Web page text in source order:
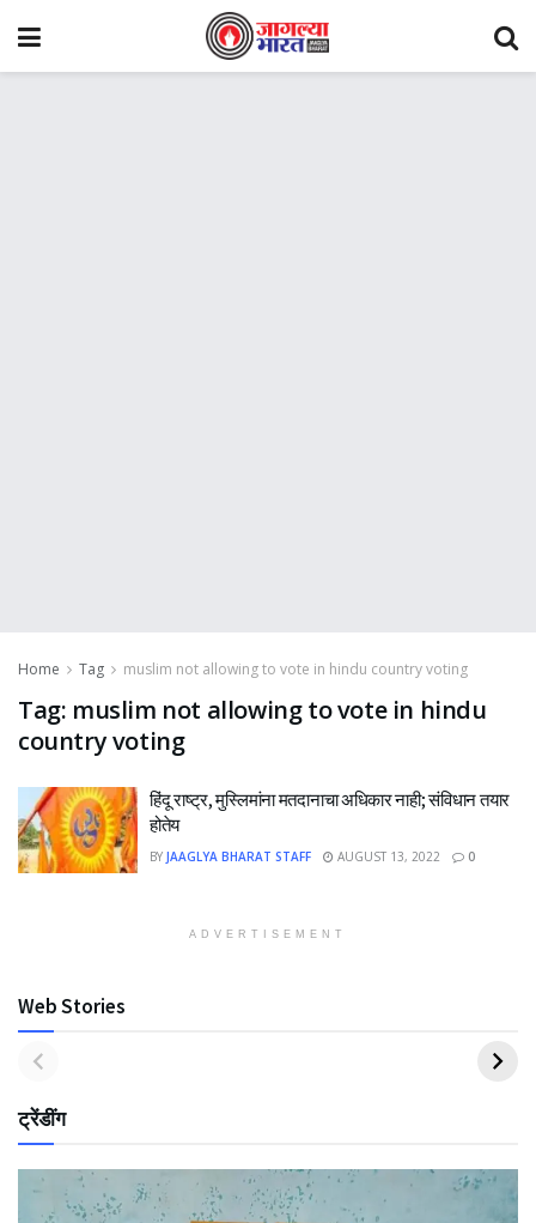
Home Tag muslim not allowing to vote in hindu country voting
Tag: muslim not allowing to vote in hindu
country voting
हिंदू राष्ट्र, मुस्लिमांना मतदानाचा अधिकार नाही; संविधान तयार
होतेय
BY JAAGLYA BHARAT STAFF AUGUST 13, 2022 0
ADVERTISEMENT
Web Stories
ट्रेंडींग